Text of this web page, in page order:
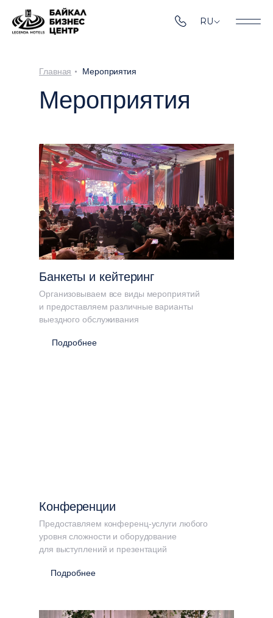
RU
Мероприятия
Главная Мероприятия
Банкеты и кейтеринг
Организовываем все виды мероприятий
и предоставляем различные варианты
выездного обслуживания
Подробнее
Конференции
Предоставляем конференц-услуги любого
уровня сложности и оборудование
для выступлений и презентаций
Подробнее